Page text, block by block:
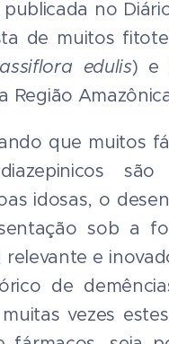
no
de muitos
edulis) e
Região
que muitos
são
idosas, o
sob a
e
de
vezes